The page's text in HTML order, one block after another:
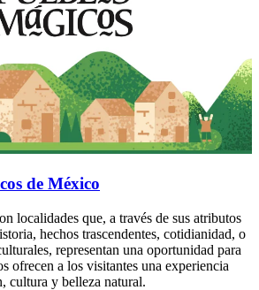
de México
localidades que, a través de sus atributos
hechos trascendentes, cotidianidad, o
representan una oportunidad para
ofrecen a los visitantes una experiencia
cultura y belleza natural.